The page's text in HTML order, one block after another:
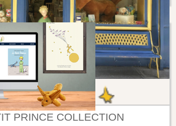
PRINCE COLLECTION